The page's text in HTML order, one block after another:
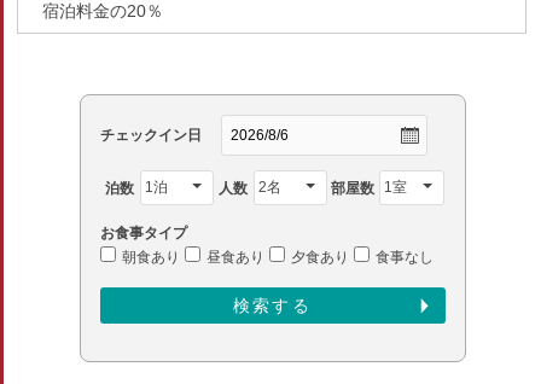
宿泊料金の20％
チェックイン日
泊数 人数 部屋数
お食事タイプ
朝食あり
昼食あり 夕食あり 食事なし